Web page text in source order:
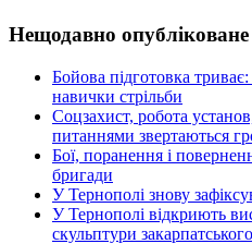
Нещодавно опубліковане
Бойова підготовка
навички стрільби
Соцзахист, робота
питаннями звертаються
Бої, поранення і
бригади
У Тернополі знову
У Тернополі відкриють
скульптури